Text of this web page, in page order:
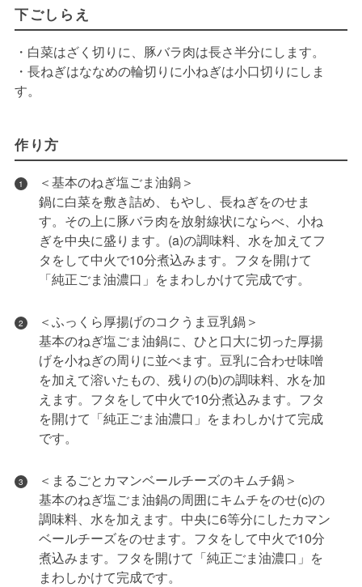
下ごしらえ
・白菜はざく切りに、豚バラ肉は長さ半分にします。
・長ねぎはななめの輪切りに小ねぎは小口切りにしま
す。
作り方
1
＜基本のねぎ塩ごま油鍋＞
鍋に白菜を敷き詰め、もやし、長ねぎをのせま
す。その上に豚バラ肉を放射線状にならべ、小ね
ぎを中央に盛ります。(a)の調味料、水を加えてフ
タをして中火で10分煮込みます。フタを開けて
「純正ごま油濃口」をまわしかけて完成です。
2
＜ふっくら厚揚げのコクうま豆乳鍋＞
基本のねぎ塩ごま油鍋に、ひと口大に切った厚揚
げを小ねぎの周りに並べます。豆乳に合わせ味噌
を加えて溶いたもの、残りの(b)の調味料、水を加
えます。フタをして中火で10分煮込みます。フタ
を開けて「純正ごま油濃口」をまわしかけて完成
です。
3
＜まるごとカマンベールチーズのキムチ鍋＞
基本のねぎ塩ごま油鍋の周囲にキムチをのせ(c)の
調味料、水を加えます。中央に6等分にしたカマン
ベールチーズをのせます。フタをして中火で10分
煮込みます。フタを開けて「純正ごま油濃口」を
まわしかけて完成です。